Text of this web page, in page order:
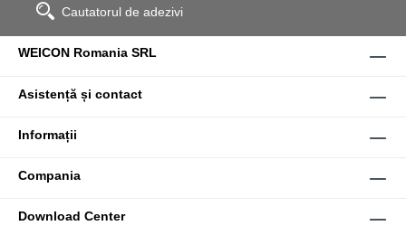
Cautatorul de adezivi
WEICON Romania SRL
Asistență și contact
Informații
Compania
Download Center